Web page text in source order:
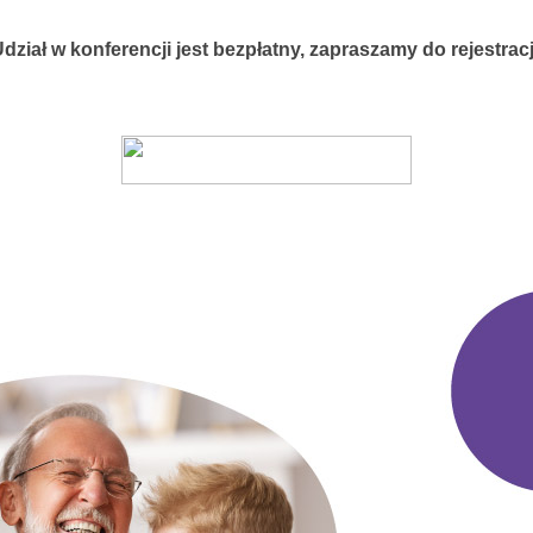
w konferencji jest bezpłatny, zapraszamy do